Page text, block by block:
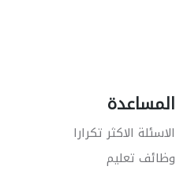
المساعدة
الاسئلة الاكثر تكرارا
وظائف تعليم